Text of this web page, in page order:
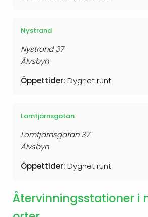
Nystrand
Nystrand 37
Älvsbyn
Öppettider: Dygnet runt
Lomtjärnsgatan
Lomtjärnsgatan 37
Älvsbyn
Öppettider: Dygnet runt
Återvinningsstationer i